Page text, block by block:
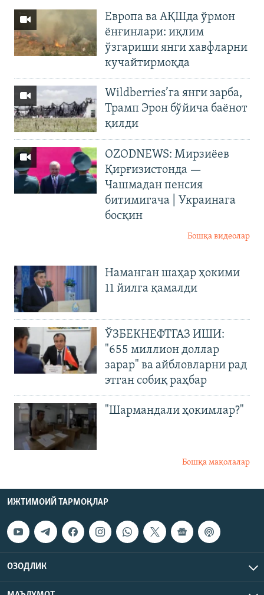
Европа ва АҚШда ўрмон
ёнғинлари: иқлим
ўзгариши янги хавфларни
кучайтирмоқда
Wildberries’га янги зарба,
Трамп Эрон бўйича баёнот
қилди
OZODNEWS: Мирзиёев
Қирғизистонда —
Чашмадан пенсия
битимигача | Украинага
босқин
Бошқа видеолар
Наманган шаҳар ҳокими
11 йилга қамалди
ЎЗБЕКНЕФТГАЗ ИШИ:
"655 миллион доллар
зарар" ва айбловларни рад
этган собиқ раҳбар
"Шармандали ҳокимлар?"
Бошқа мақолалар
ИЖТИМОИЙ ТАРМОҚЛАР
ОЗОДЛИК